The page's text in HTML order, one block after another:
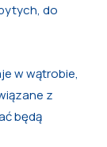
do
w wątrobie,
z
będą